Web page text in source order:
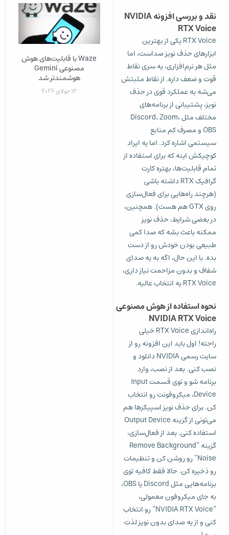
نقد و بررسی افزونه NVIDIA
RTX Voice
RTX Voice یکی از بهترین
ابزارهای حذف نویز صداست، اما
مثل هر نرم‌افزاری، یه سری نقاط
قوت و ضعف داره. از نقاط مثبتش
می‌شه به عملکرد قوی در حذف
نویز، پشتیبانی از برنامه‌های
مختلف مثل Discord، Zoom،
OBS و مصرف کم منابع
سیستمی اشاره کرد. اما یه ایراد
کوچیکش اینه که برای استفاده از
تمام قابلیت‌ها، بهتره کارت
گرافیک RTX داشته باشی
(هرچند راه‌هایی برای فعال‌سازی
روی GTX هم هست). همچنین،
در بعضی شرایط، حذف نویز
ممکنه باعث بشه که صدا کمی
طبیعی بودن خودش رو از دست
بده. با این حال، اگه به یه صدای
شفاف و بدون مزاحمت نیاز داری،
RTX Voice یه انتخاب عالیه.
نحوه استفاده از هوش مصنوعی
NVIDIA RTX Voice
راه‌اندازی RTX Voice خیلی
راحته! اول باید این افزونه رو از
سایت رسمی NVIDIA دانلود و
نصب کنی. بعد از نصب، وارد
برنامه شو و توی قسمت Input
Device، میکروفونت رو انتخاب
کن. برای حذف نویز اسپیکرها هم
می‌تونی از گزینه Output Device
استفاده کنی. بعد از فعال‌سازی،
گزینه “Remove Background
Noise” رو روشن کن و تنظیمات
رو ذخیره کن. حالا فقط کافیه توی
برنامه‌هایی مثل Discord یا OBS،
به جای میکروفون معمولی،
“NVIDIA RTX Voice” رو انتخاب
کنی و از یه صدای بدون نویز لذت
Waze با قابلیت‌های هوش
مصنوعی Gemini
هوشمندتر شد
14 جولای 2026